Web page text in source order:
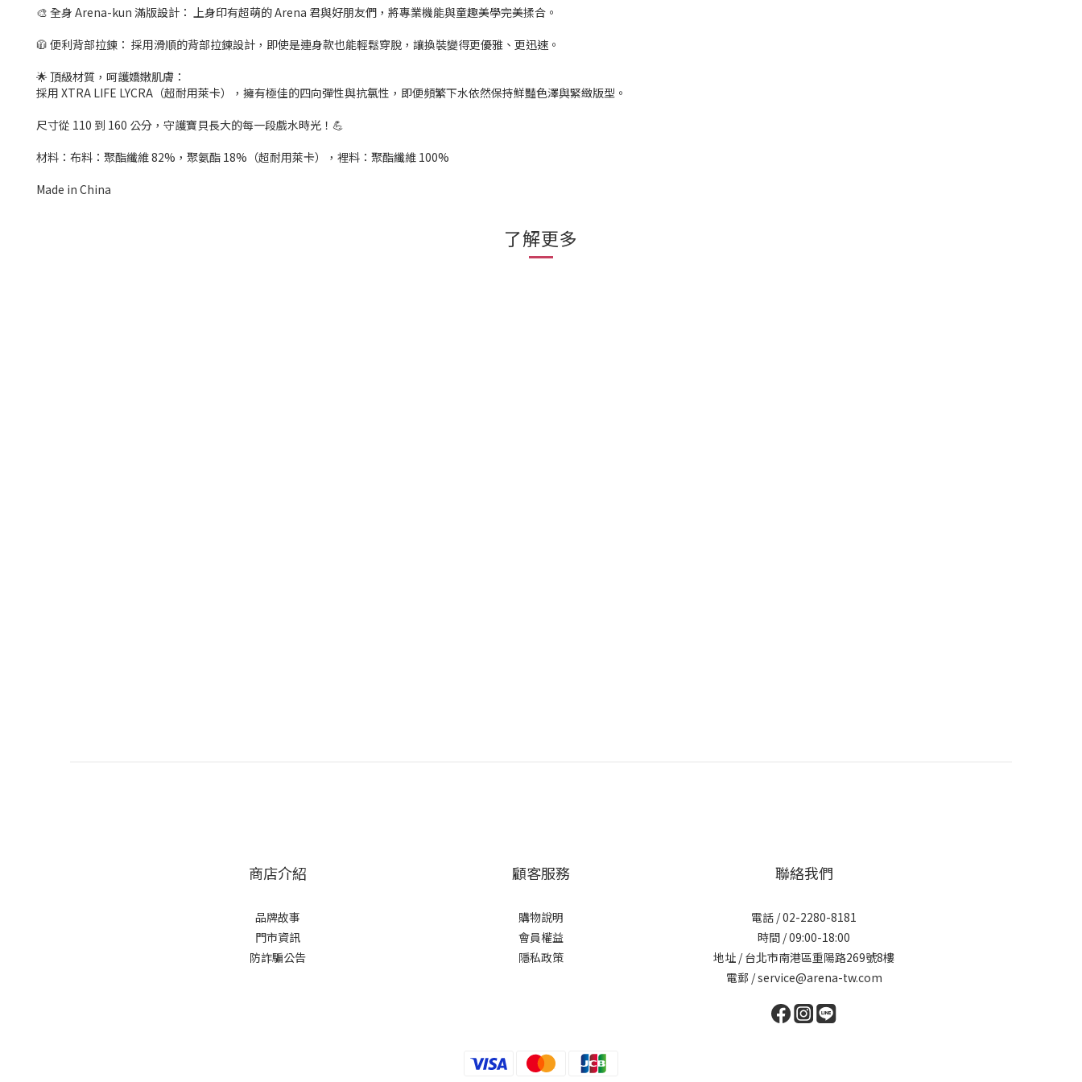
🎨 全身 Arena-kun 滿版設計： 上身印有超萌的 Arena 君與好朋友們，將專業機能與童趣美學完美揉合。
🧥 便利背部拉鍊： 採用滑順的背部拉鍊設計，即使是連身款也能輕鬆穿脫，讓換裝變得更優雅、更迅速。
🌟 頂級材質，呵護嬌嫩肌膚：
採用 XTRA LIFE LYCRA（超耐用萊卡），擁有極佳的四向彈性與抗氯性，即便頻繁下水依然保持鮮豔色澤與緊緻版型。
尺寸從 110 到 160 公分，守護寶貝長大的每一段戲水時光！💪
材料：布料：聚酯纖維 82%，聚氨酯 18%（超耐用萊卡），裡料：聚酯纖維 100%
Made in China
了解更多
商店介紹
品牌故事
門市資訊
防詐騙公告
顧客服務
購物說明
會員權益
隱私政策
聯絡我們
電話 / 02-2280-8181
時間 / 09:00-18:00
地址 / 台北市南港區重陽路269號8樓
電郵 / service@arena-tw.com